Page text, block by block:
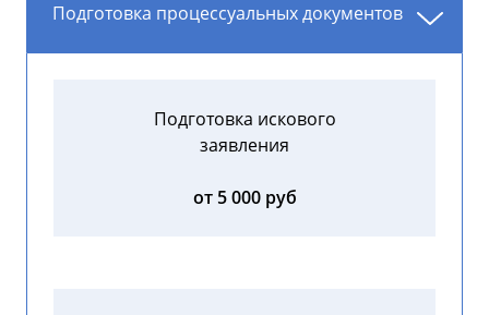
Подготовка процессуальных документов
Подготовка искового
заявления
от 5 000 руб